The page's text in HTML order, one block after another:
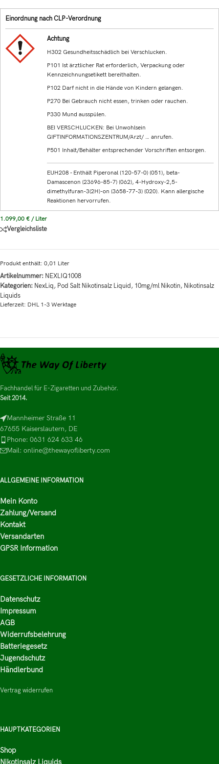
Einordnung nach CLP-Verordnung
Achtung
H302 Gesundheitsschädlich bei Verschlucken.
P101 Ist ärztlicher Rat erforderlich, Verpackung oder
Kennzeichnungsetikett bereithalten.
P102 Darf nicht in die Hände von Kindern gelangen.
P270 Bei Gebrauch nicht essen, trinken oder rauchen.
P330 Mund ausspülen.
BEI VERSCHLUCKEN: Bei Unwohlsein
GIFTINFORMATIONSZENTRUM/Arzt/ … anrufen.
P501 Inhalt/Behälter entsprechender Vorschriften entsorgen.
EUH208 - Enthält Piperonal (120-57-0) (051), beta-
Damascenon (23696-85-7) (062), 4-Hydroxy-2,5-
dimethylfuran-3(2H)-on (3658-77-3) (020). Kann allergische
Reaktionen hervorrufen.
1.099,00 € / Liter
Vergleichsliste
Produkt enthält: 0,01 Liter
Artikelnummer: NEXLIQ1008
Kategorien: NexLiq, Pod Salt Nikotinsalz Liquid, 10mg/ml Nikotin, Nikotinsalz
Liquids
Lieferzeit: DHL 1-3 Werktage
Fachhandel für E-Zigaretten und Zubehör.
Seit 2014.
Mannheimer Straße 11
67655 Kaiserslautern, DE
Phone: 0631 624 633 46
Mail: online@thewayofliberty.com
ALLGEMEINE INFORMATION
Mein Konto
Zahlung/Versand
Kontakt
Versandarten
GPSR Information
GESETZLICHE INFORMATION
Datenschutz
Impressum
AGB
Widerrufsbelehrung
Batteriegesetz
Jugendschutz
Händlerbund
Vertrag widerrufen
HAUPTKATEGORIEN
Shop